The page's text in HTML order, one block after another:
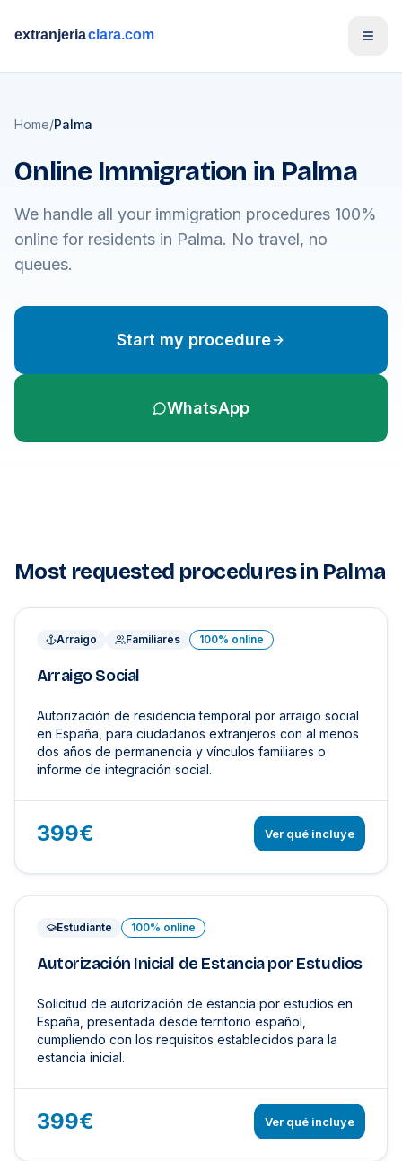
Home/Palma
Online Immigration in Palma
We handle all your immigration procedures 100%
online for residents in Palma. No travel, no
queues.
Start my procedure
WhatsApp
Most requested procedures in Palma
Arraigo Familiares 100% online
Arraigo Social
Autorización de residencia temporal por arraigo social
en España, para ciudadanos extranjeros con al menos
dos años de permanencia y vínculos familiares o
informe de integración social.
399€ Ver qué incluye
Estudiante 100% online
Autorización Inicial de Estancia por Estudios
Solicitud de autorización de estancia por estudios en
España, presentada desde territorio español,
cumpliendo con los requisitos establecidos para la
estancia inicial.
399€ Ver qué incluye